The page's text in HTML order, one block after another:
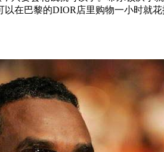
在巴黎的DIOR店里购物一小时就